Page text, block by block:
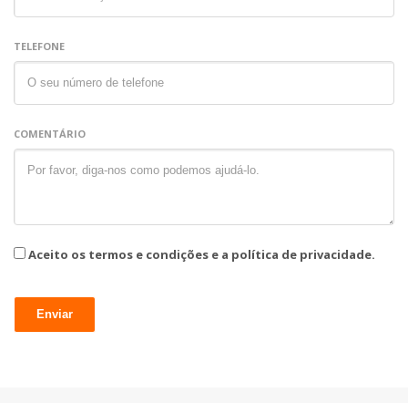
TELEFONE
COMENTÁRIO
Aceito os termos e condições e a política de privacidade.